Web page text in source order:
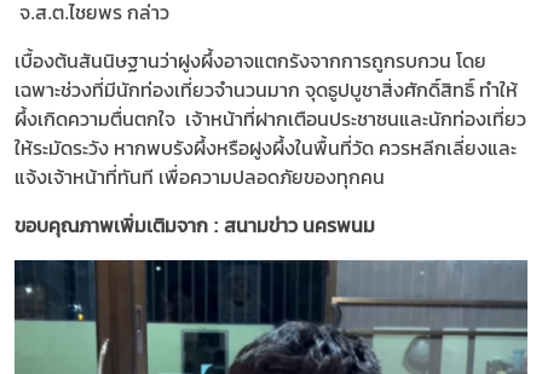
จ.ส.ต.ไชยพร กล่าว
เบื้องต้นสันนิษฐานว่าฝูงผึ้งอาจแตกรังจากการถูกรบกวน โดย
เฉพาะช่วงที่มีนักท่องเที่ยวจำนวนมาก จุดธูปบูชาสิ่งศักดิ์สิทธิ์ ทำให้
ผึ้งเกิดความตื่นตกใจ เจ้าหน้าที่ฝากเตือนประชาชนและนักท่องเที่ยว
ให้ระมัดระวัง หากพบรังผึ้งหรือฝูงผึ้งในพื้นที่วัด ควรหลีกเลี่ยงและ
แจ้งเจ้าหน้าที่ทันที เพื่อความปลอดภัยของทุกคน
ขอบคุณภาพเพิ่มเติมจาก : สนามข่าว นครพนม